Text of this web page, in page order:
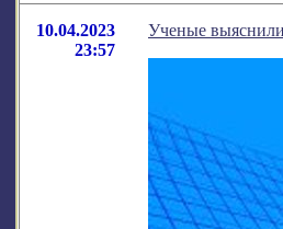
10.04.2023
23:57
Ученые